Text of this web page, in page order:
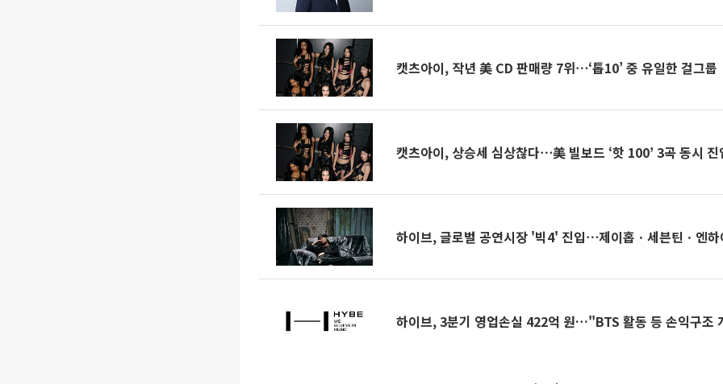
캣츠아이, 작년 美 CD 판매량 7위⋯‘톱10’ 중 유일한 걸그룹
캣츠아이, 상승세 심상찮다⋯美 빌보드 ‘핫 100’ 3곡 동시 진
하이브, 글로벌 공연시장 '빅4' 진입⋯제이홉ㆍ세븐틴ㆍ엔
하이브, 3분기 영업손실 422억 원…"BTS 활동 등 손익구조